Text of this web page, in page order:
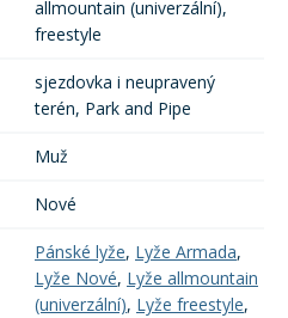
allmountain (univerzální),
freestyle
sjezdovka i neupravený
terén, Park and Pipe
Muž
Nové
Pánské lyže, Lyže Armada,
Lyže Nové, Lyže allmountain
(univerzální), Lyže freestyle,